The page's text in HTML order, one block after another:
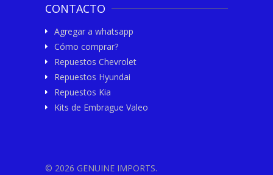
CONTACTO
Agregar a whatsapp
Cómo comprar?
Repuestos Chevrolet
Repuestos Hyundai
Repuestos Kia
Kits de Embrague Valeo
© 2026 GENUINE IMPORTS.